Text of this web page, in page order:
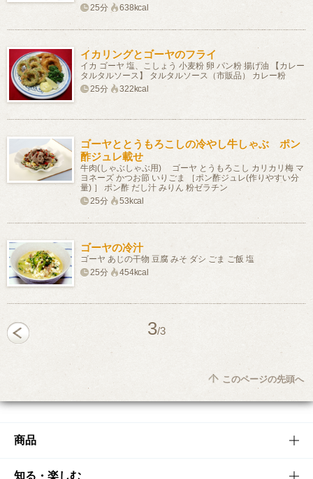
25分
638kcal
イカリングとゴーヤのフライ
イカ ゴーヤ 塩、こしょう 小麦粉 卵 パン粉 揚げ油 【カレー
タルタルソース】 タルタルソース（市販品） カレー粉
25分
322kcal
ゴーヤととうもろこしの冷やし牛しゃぶ ポン
酢ジュレ載せ
牛肉(しゃぶしゃぶ用) ゴーヤ とうもろこし カリカリ梅 マ
ヨネーズ かつお節 いりごま ［ポン酢ジュレ(作りやすい分
量) ］ ポン酢 だし汁 みりん 粉ゼラチン
25分
53kcal
ゴーヤの冷汁
ゴーヤ あじの干物 豆腐 みそ ダシ ごま ご飯 塩
25分
454kcal
3/3
このページの先頭へ
商品
商品TOP
知る・楽しむ